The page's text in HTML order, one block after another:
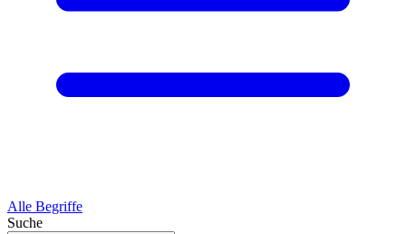
Alle Begriffe
Suche